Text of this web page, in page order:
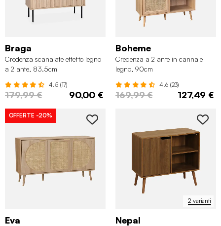
Braga
Credenza scanalate effetto legno
a 2 ante, 83.5cm
4.5 (17)
179,99 € 90,00 €
Boheme
Credenza a 2 ante in canna e
legno, 90cm
4.6 (23)
169,99 € 127,49 €
OFFERTE -20%
Eva
2 varianti
Nepal